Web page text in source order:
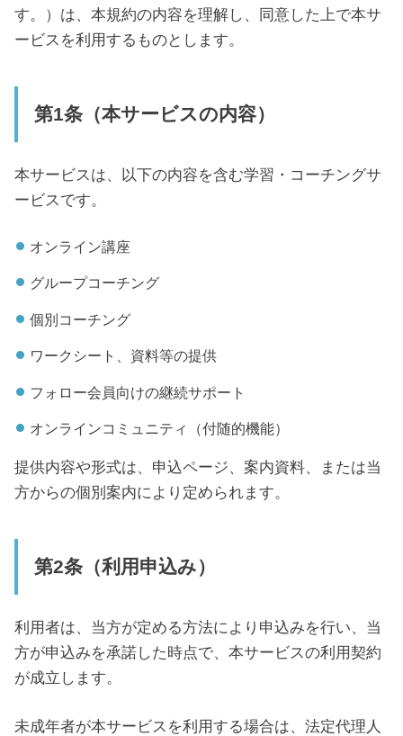
す。）は、本規約の内容を理解し、同意した上で本サ
ービスを利用するものとします。
第1条（本サービスの内容）
本サービスは、以下の内容を含む学習・コーチングサ
ービスです。
オンライン講座
グループコーチング
個別コーチング
ワークシート、資料等の提供
フォロー会員向けの継続サポート
オンラインコミュニティ（付随的機能）
提供内容や形式は、申込ページ、案内資料、または当
方からの個別案内により定められます。
第2条（利用申込み）
利用者は、当方が定める方法により申込みを行い、当
方が申込みを承諾した時点で、本サービスの利用契約
が成立します。
未成年者が本サービスを利用する場合は、法定代理人